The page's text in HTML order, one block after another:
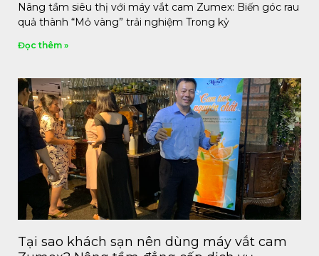
Nâng tầm siêu thị với máy vắt cam Zumex: Biến góc rau
quả thành “Mỏ vàng” trải nghiệm Trong kỷ
Đọc thêm »
Tại sao khách sạn nên dùng máy vắt cam